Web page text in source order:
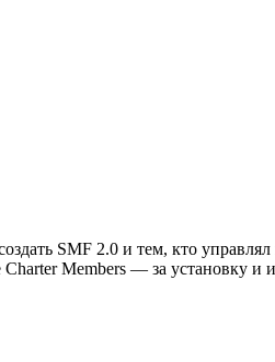
SMF 2.0 и тем, кто
Members — за установку